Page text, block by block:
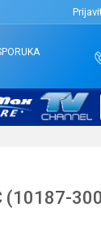
(10187-